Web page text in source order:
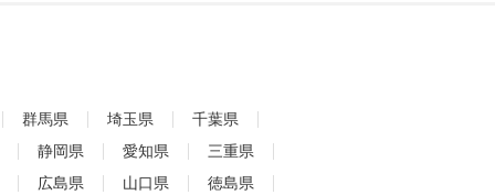
群馬県 埼玉県
千葉県
静岡県
愛知県
三重県
広島県
山口県 徳島県